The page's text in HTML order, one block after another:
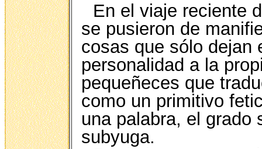
En el viaje reciente
se pusieron de
cosas que sólo dejan
personalidad a la
pequeñeces que
como un primitivo
una palabra, el grado
subyuga.